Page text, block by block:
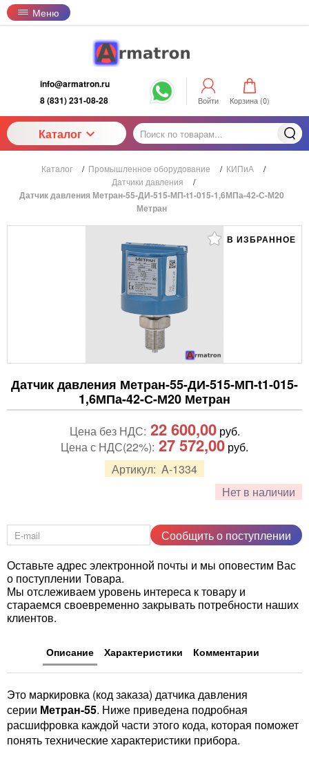
Меню
info@armatron.ru
8 (831) 231-08-28
Войти Корзина (0)
Каталог
Каталог / Промышленное оборудование / КИПиА
/
Датчики давления
/
Датчик давления Метран-55-ДИ-515-МП-t1-015-1,6МПа-42-С-М20
Метран
В ИЗБРАННОЕ
Датчик давления Метран-55-ДИ-515-МП-t1-015-
1,6МПа-42-С-М20 Метран
Артикул: A-1334
Нет в наличии
Цена без НДС: 22 600,00руб.
Цена с НДС(22%): 27 572,00 руб.
Сообщить о поступлении
Оставьте адрес электронной почты и мы оповестим Вас
о поступлении Товара.
Мы отслеживаем уровень интереса к товару и
стараемся своевременно закрывать потребности наших
клиентов.
Описание Характеристики Комментарии
Это маркировка (код заказа) датчика давления
серии Метран-55. Ниже приведена подробная
расшифровка каждой части этого кода, которая поможет
понять технические характеристики прибора.